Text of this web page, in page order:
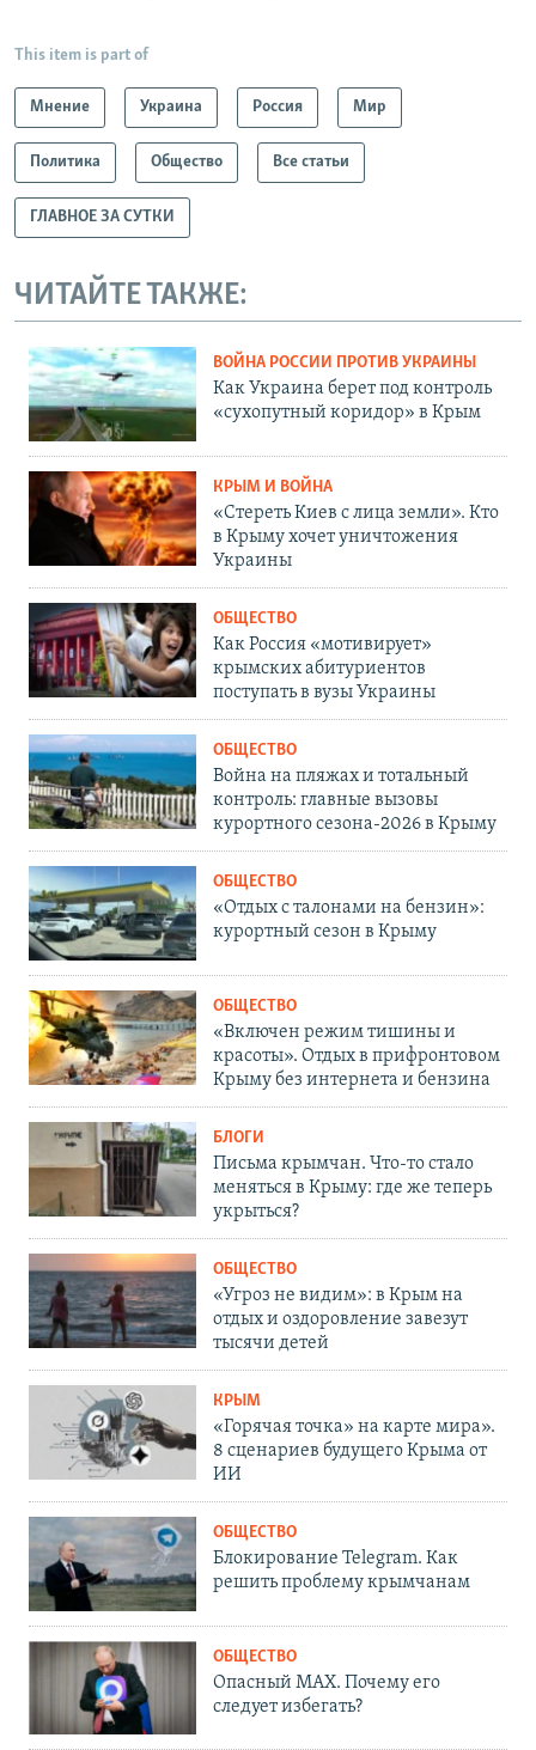
This item is part of
Мнение Украина Россия Мир
Политика Общество Все статьи
ГЛАВНОЕ ЗА СУТКИ
ЧИТАЙТЕ ТАКЖЕ:
ВОЙНА РОССИИ ПРОТИВ УКРАИНЫ
Как Украина берет под контроль
«сухопутный коридор» в Крым
КРЫМ И ВОЙНА
«Стереть Киев с лица земли». Кто
в Крыму хочет уничтожения
Украины
ОБЩЕСТВО
Как Россия «мотивирует»
крымских абитуриентов
поступать в вузы Украины
ОБЩЕСТВО
Война на пляжах и тотальный
контроль: главные вызовы
курортного сезона-2026 в Крыму
ОБЩЕСТВО
«Отдых с талонами на бензин»:
курортный сезон в Крыму
ОБЩЕСТВО
«Включен режим тишины и
красоты». Отдых в прифронтовом
Крыму без интернета и бензина
БЛОГИ
Письма крымчан. Что-то стало
меняться в Крыму: где же теперь
укрыться?
ОБЩЕСТВО
«Угроз не видим»: в Крым на
отдых и оздоровление завезут
тысячи детей
КРЫМ
«Горячая точка» на карте мира».
8 сценариев будущего Крыма от
ИИ
ОБЩЕСТВО
Блокирование Telegram. Как
решить проблему крымчанам
ОБЩЕСТВО
Опасный MAX. Почему его
следует избегать?